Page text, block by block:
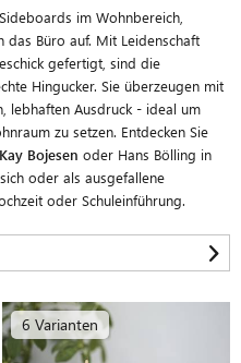
im Wohnbereich,
das Büro auf. Mit Leidenschaft
gefertigt, sind die
Hingucker. Sie überzeugen mit
lebhaften Ausdruck - ideal um
zu setzen. Entdecken Sie
Kay Bojesen oder Hans Bölling in
oder als ausgefallene
oder Schuleinführung.
6 Varianten